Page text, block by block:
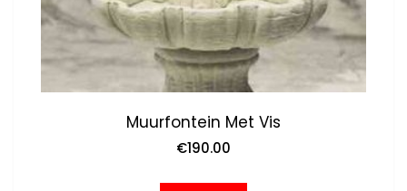
Muurfontein Met Vis
€190.00